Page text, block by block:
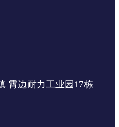
霄边耐力工业园17栋